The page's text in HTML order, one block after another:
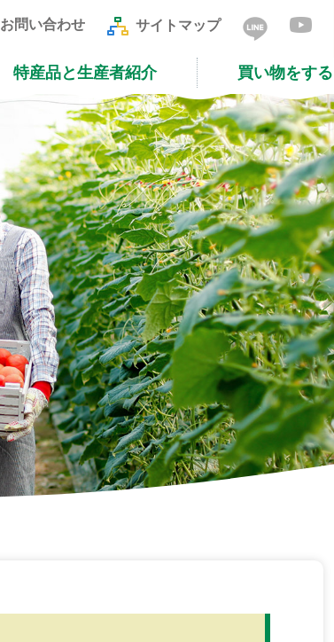
お問い合わせ サイトマップ
特産品と生産者紹介 買い物をする